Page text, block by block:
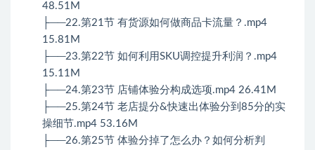
48.51M
├──22.第21节 有货源如何做商品卡流量？.mp4
15.81M
├──23.第22节 如何利用SKU调控提升利润？.mp4
15.11M
├──24.第23节 店铺体验分构成选项.mp4 26.41M
├──25.第24节 老店提分&快速出体验分到85分的实
操细节.mp4 53.16M
├──26.第25节 体验分掉了怎么办？如何分析判